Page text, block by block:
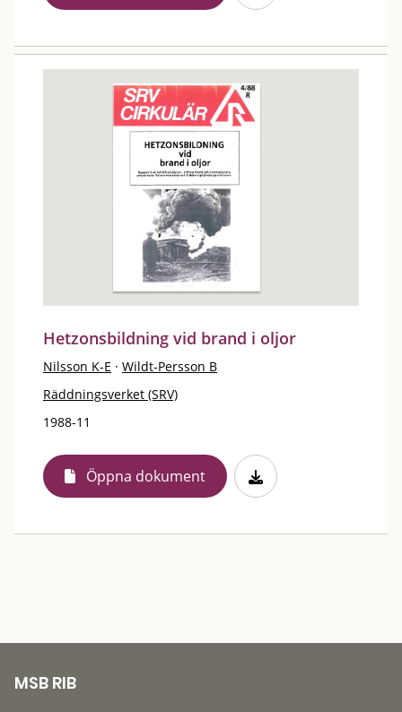
Hetzonsbildning vid brand i oljor
Nilsson K-E · Wildt-Persson B
Räddningsverket (SRV)
1988-11
Öppna dokument
MSB RIB